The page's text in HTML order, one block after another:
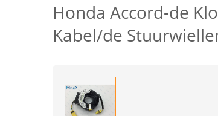
Honda Accord-de
Kabel/de